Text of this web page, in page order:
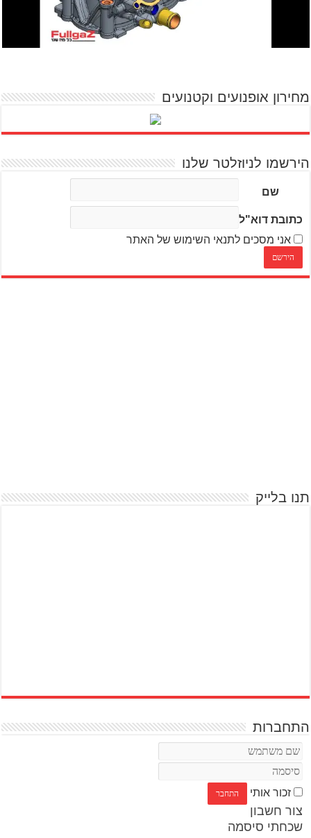
מחירון אופנועים וקטנועים
הירשמו לניוזלטר שלנו
שם
כתובת דוא"ל
אני מסכים לתנאי השימוש של האתר
תנו בלייק
התחברות
זכור אותי
צור חשבון
שכחתי סיסמה